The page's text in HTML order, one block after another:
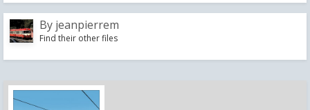
By jeanpierrem
Find their other files